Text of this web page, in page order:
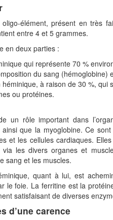
élément, présent en très
entre 4 et 5 grammes.
en deux parties :
qui représente 70 %
du sang (hémoglobine)
héminique, à raison de 30 %, qui
ou protéines.
un rôle important dans
ainsi que la myoglobine. Ce
et les cellules cardiaques.
via les divers organes et
sang et les muscles.
quant à lui, est
le foie. La ferritine est la
satisfaisant de diverses
d’une carence